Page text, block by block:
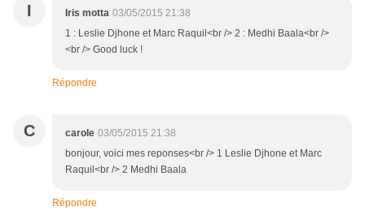
I Iris motta 03/05/2015 21:38
1 : Leslie Djhone et Marc Raquil<br /> 2 : Medhi Baala<br />
<br /> Good luck !
Répondre
C carole 03/05/2015 21:38
bonjour, voici mes reponses<br /> 1 Leslie Djhone et Marc
Raquil<br /> 2 Medhi Baala
Répondre